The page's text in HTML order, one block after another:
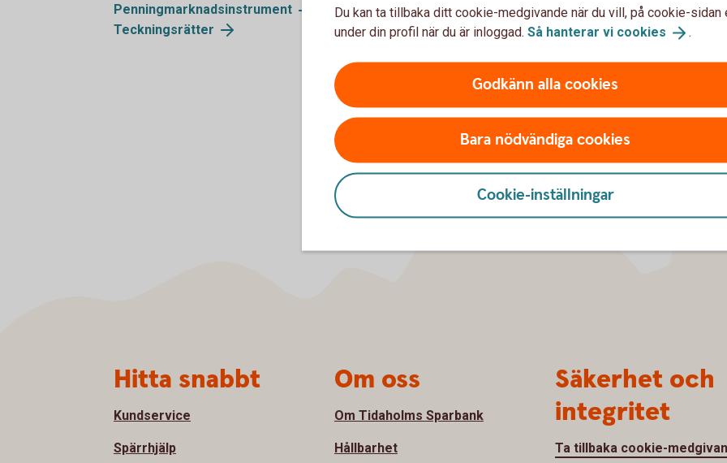
Penningmarknadsinstrument
Teckningsrätter
Du kan ta tillbaka ditt cookie-medgivande när du vill, på cookie-sidan
under din profil när du är inloggad. Så hanterar vi cookies .
Godkänn alla cookies
Bara nödvändiga cookies
Cookie-inställningar
Hitta snabbt
Kundservice
Spärrhjälp
Om oss
Om Tidaholms Sparbank
Hållbarhet
Säkerhet och
integritet
Ta tillbaka cookie-